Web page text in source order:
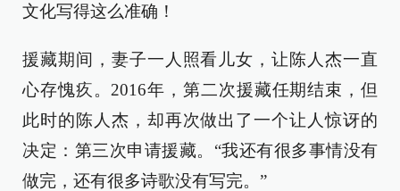
文化写得这么准确！
援藏期间，妻子一人照看儿女，让陈人杰一直
心存愧疚。2016年，第二次援藏任期结束，但
此时的陈人杰，却再次做出了一个让人惊讶的
决定：第三次申请援藏。“我还有很多事情没有
做完，还有很多诗歌没有写完。”